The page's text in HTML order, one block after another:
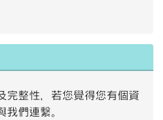
完整性，若您覺得您有個資
我們連繫。